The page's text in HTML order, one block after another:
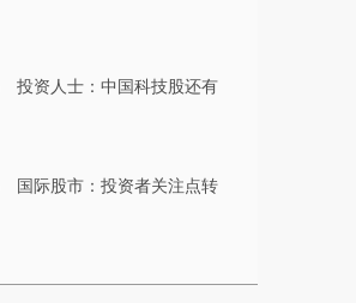
投资人士：中国科技股还有
国际股市：投资者关注点转